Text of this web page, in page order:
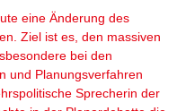
eine Änderung des
Ziel ist es, den massiven
bei den
und Planungsverfahren
Sprecherin der